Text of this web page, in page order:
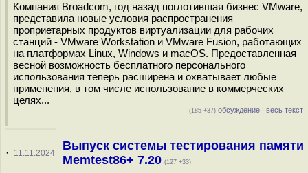
Компания Broadcom, год назад поглотившая бизнес VMware,
представила новые условия распространения
проприетарных продуктов виртуализации для рабочих
станций - VMware Workstation и VMware Fusion, работающих
на платформах Linux, Windows и macOS. Предоставленная
весной возможность бесплатного персонального
использования теперь расширена и охватывает любые
применения, в том числе использование в коммерческих
целях...
(185 +37) обсуждение | весь текст
· 11.11.2024
Выпуск системы тестирования памяти
Memtest86+ 7.20 (127 +33)